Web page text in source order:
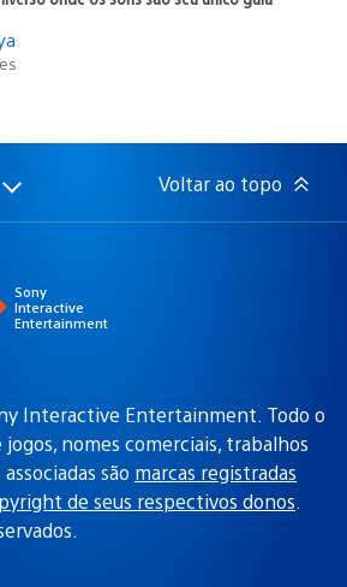
Voltar ao topo
Sony
Interactive
Entertainment
Interactive Entertainment. Todo o
nomes comerciais, trabalhos
são marcas registradas
de seus respectivos donos.